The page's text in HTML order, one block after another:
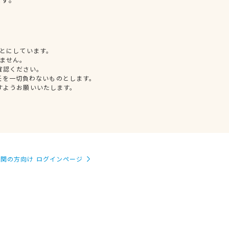
しています。
せん。
ください。
一切負わないものとします。
うお願いいたします。
の方向け ログインページ